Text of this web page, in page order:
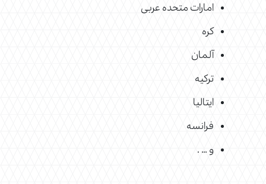
امارات متحده عربی
کره
آلمان
ترکیه
ایتالیا
فرانسه
و … .